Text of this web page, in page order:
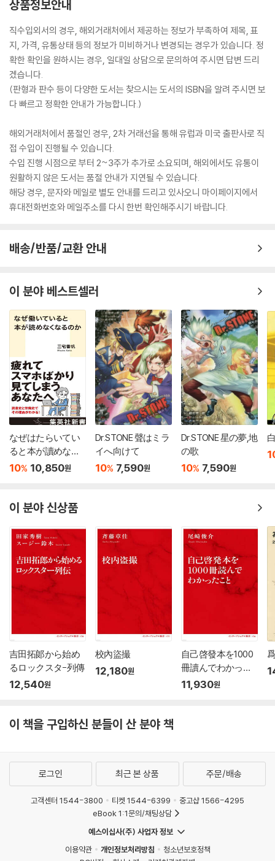
상품정보안내
직수입외서의 경우, 해외거래처에서 제공하는 정보가 부족하여 제목, 표
지, 가격, 유통상태 등의 정보가 미비하거나 변경되는 경우가 있습니다. 정
확한 확인을 원하시는 경우, 일대일 상담으로 문의하여 주시면 답변 드리
겠습니다.
(판형과 판수 등이 다양한 도서는 찾으시는 도서의 ISBN을 알려 주시면 보
다 빠르고 정확한 안내가 가능합니다.)
해외거래처에서 품절인 경우, 2차 거래선을 통해 유럽과 미국 출판사로 직
접 수입이 진행될 수 있습니다.
수입 진행 시점으로 부터 2~3주가 추가로 소요되며, 해외에서도 유통이
원활하지 않은 도서는 품절 안내가 지연될 수 있습니다.
해당 경우, 문자와 메일로 별도 안내를 드리고 있사오니 마이페이지에서
휴대전화번호와 메일주소를 다시 한번 확인해주시기 바랍니다.
배송/반품/교환 안내
이 분야 베스트셀러
なぜはたらいてい
ると本が讀めなく
なるのか
10% 10,850원
Dr.STONE 聲はミラ
イへ向けて
10% 7,590원
Dr.STONE 星の夢,地
の歌
10% 7,590원
이 분야 신상품
吉田拓郞から始め
るロックスタ-列傳
12,540원
校內盜撮
12,180원
自己啓發本を1000
冊讀んでわかった
こと
11,930원
이 책을 구입하신 분들이 산 분야 책
로그인 최근 본 상품 주문/배송
고객센터 1544-3800 티켓 1544-6399
중고샵 1566-4295
eBook 1:1문의/채팅상담
예스이십사(주) 사업자 정보
이용약관
개인정보처리방침
청소년보호정책